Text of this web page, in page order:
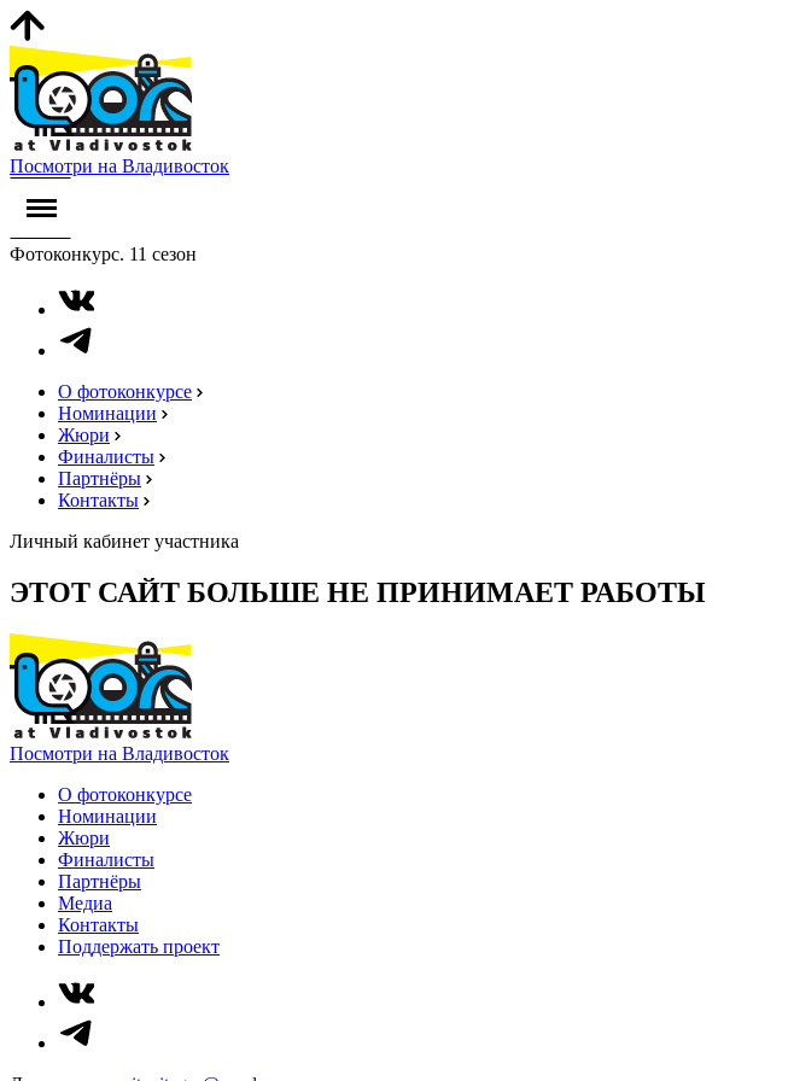
Посмотри на Владивосток
Фотоконкурс. 11 сезон
О фотоконкурсе
Номинации
Жюри
Финалисты
Партнёры
Контакты
Личный кабинет участника
ЭТОТ САЙТ БОЛЬШЕ НЕ ПРИНИМАЕТ РАБОТЫ
Посмотри на Владивосток
О фотоконкурсе
Номинации
Жюри
Финалисты
Партнёры
Медиа
Контакты
Поддержать проект